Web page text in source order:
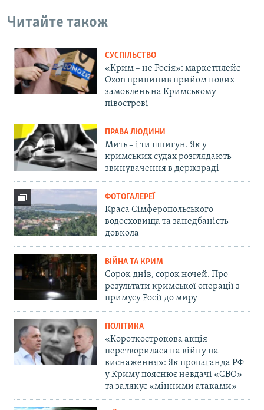
Читайте також
СУСПІЛЬСТВО
«Крим – не Росія»: маркетплейс
Ozon припинив прийом нових
замовлень на Кримському
півострові
ПРАВА ЛЮДИНИ
Мить – і ти шпигун. Як у
кримських судах розглядають
звинувачення в держзраді
ФОТОГАЛЕРЕЇ
Краса Сімферопольського
водосховища та занедбаність
довкола
ВІЙНА ТА КРИМ
Сорок днів, сорок ночей. Про
результати кримської операції з
примусу Росії до миру
ПОЛІТИКА
«Короткострокова акція
перетворилася на війну на
виснаження»: Як пропаганда РФ
у Криму пояснює невдачі «СВО»
та залякує «мінними атаками»